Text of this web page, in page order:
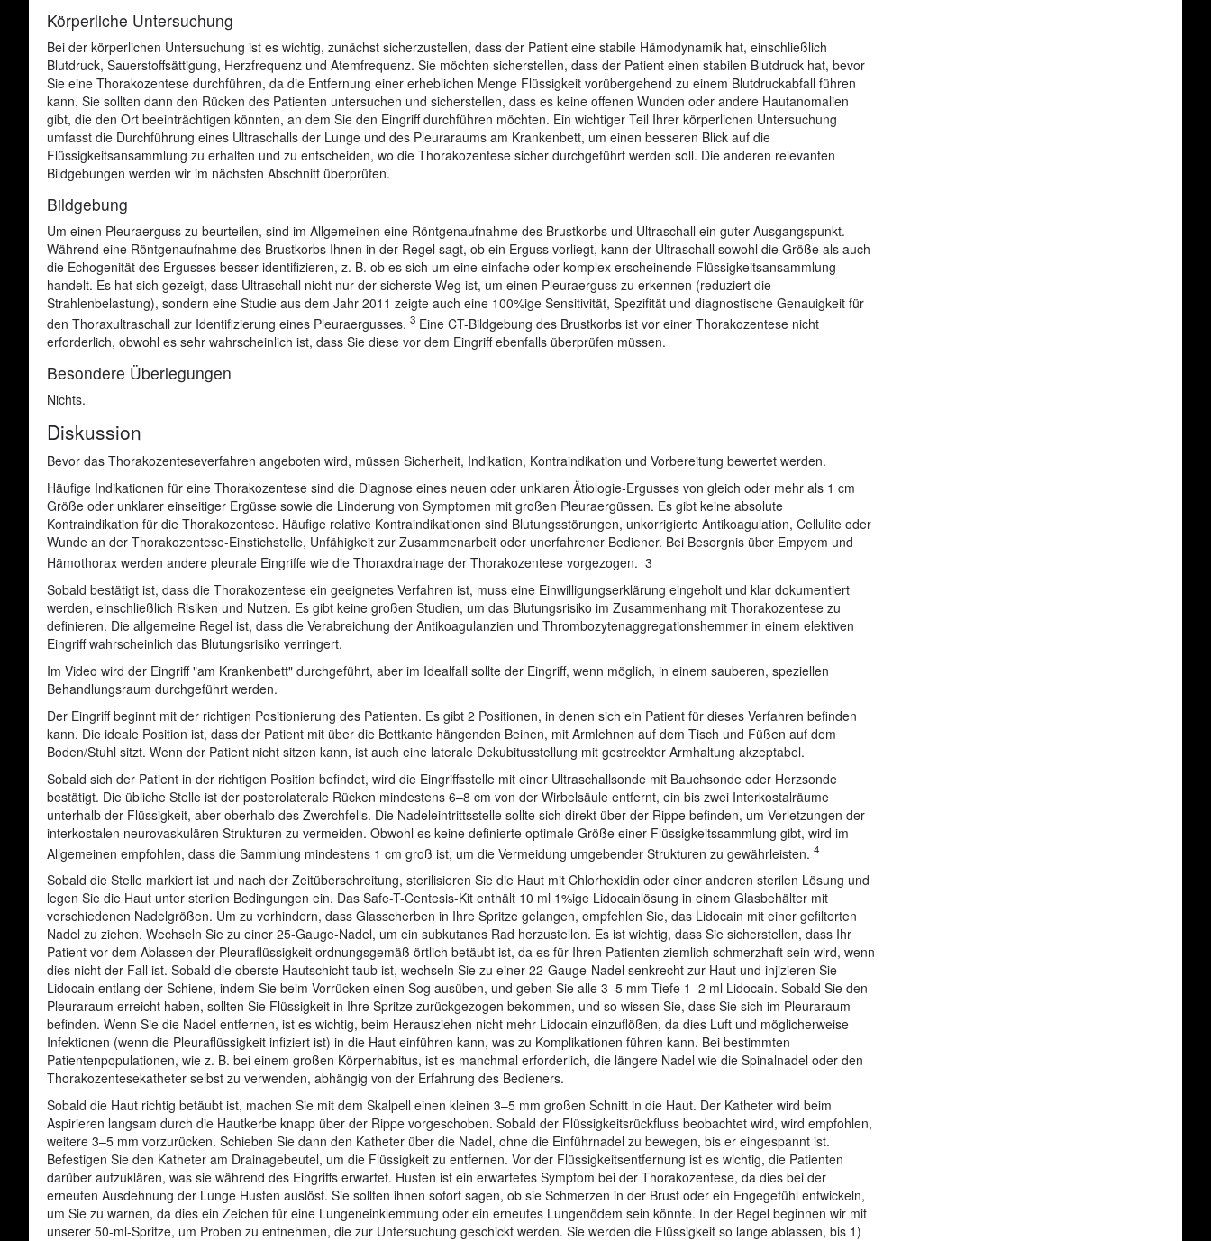
Körperliche Untersuchung
Bei der körperlichen Untersuchung ist es wichtig, zunächst sicherzustellen, dass der Patient eine stabile Hämodynamik hat, einschließlich
Blutdruck, Sauerstoffsättigung, Herzfrequenz und Atemfrequenz. Sie möchten sicherstellen, dass der Patient einen stabilen Blutdruck hat, bevor
Sie eine Thorakozentese durchführen, da die Entfernung einer erheblichen Menge Flüssigkeit vorübergehend zu einem Blutdruckabfall führen
kann. Sie sollten dann den Rücken des Patienten untersuchen und sicherstellen, dass es keine offenen Wunden oder andere Hautanomalien
gibt, die den Ort beeinträchtigen könnten, an dem Sie den Eingriff durchführen möchten. Ein wichtiger Teil Ihrer körperlichen Untersuchung
umfasst die Durchführung eines Ultraschalls der Lunge und des Pleuraraums am Krankenbett, um einen besseren Blick auf die
Flüssigkeitsansammlung zu erhalten und zu entscheiden, wo die Thorakozentese sicher durchgeführt werden soll. Die anderen relevanten
Bildgebungen werden wir im nächsten Abschnitt überprüfen.
Bildgebung
Um einen Pleuraerguss zu beurteilen, sind im Allgemeinen eine Röntgenaufnahme des Brustkorbs und Ultraschall ein guter Ausgangspunkt.
Während eine Röntgenaufnahme des Brustkorbs Ihnen in der Regel sagt, ob ein Erguss vorliegt, kann der Ultraschall sowohl die Größe als auch
die Echogenität des Ergusses besser identifizieren, z. B. ob es sich um eine einfache oder komplex erscheinende Flüssigkeitsansammlung
handelt. Es hat sich gezeigt, dass Ultraschall nicht nur der sicherste Weg ist, um einen Pleuraerguss zu erkennen (reduziert die
Strahlenbelastung), sondern eine Studie aus dem Jahr 2011 zeigte auch eine 100%ige Sensitivität, Spezifität und diagnostische Genauigkeit für
den Thoraxultraschall zur Identifizierung eines Pleuraergusses. 3 Eine CT-Bildgebung des Brustkorbs ist vor einer Thorakozentese nicht
erforderlich, obwohl es sehr wahrscheinlich ist, dass Sie diese vor dem Eingriff ebenfalls überprüfen müssen.
Besondere Überlegungen
Nichts.
Diskussion
Bevor das Thorakozenteseverfahren angeboten wird, müssen Sicherheit, Indikation, Kontraindikation und Vorbereitung bewertet werden.
Häufige Indikationen für eine Thorakozentese sind die Diagnose eines neuen oder unklaren Ätiologie-Ergusses von gleich oder mehr als 1 cm
Größe oder unklarer einseitiger Ergüsse sowie die Linderung von Symptomen mit großen Pleuraergüssen. Es gibt keine absolute
Kontraindikation für die Thorakozentese. Häufige relative Kontraindikationen sind Blutungsstörungen, unkorrigierte Antikoagulation, Cellulite oder
Wunde an der Thorakozentese-Einstichstelle, Unfähigkeit zur Zusammenarbeit oder unerfahrener Bediener. Bei Besorgnis über Empyem und
Hämothorax werden andere pleurale Eingriffe wie die Thoraxdrainage der Thorakozentese vorgezogen. 3
Sobald bestätigt ist, dass die Thorakozentese ein geeignetes Verfahren ist, muss eine Einwilligungserklärung eingeholt und klar dokumentiert
werden, einschließlich Risiken und Nutzen. Es gibt keine großen Studien, um das Blutungsrisiko im Zusammenhang mit Thorakozentese zu
definieren. Die allgemeine Regel ist, dass die Verabreichung der Antikoagulanzien und Thrombozytenaggregationshemmer in einem elektiven
Eingriff wahrscheinlich das Blutungsrisiko verringert.
Im Video wird der Eingriff "am Krankenbett" durchgeführt, aber im Idealfall sollte der Eingriff, wenn möglich, in einem sauberen, speziellen
Behandlungsraum durchgeführt werden.
Der Eingriff beginnt mit der richtigen Positionierung des Patienten. Es gibt 2 Positionen, in denen sich ein Patient für dieses Verfahren befinden
kann. Die ideale Position ist, dass der Patient mit über die Bettkante hängenden Beinen, mit Armlehnen auf dem Tisch und Füßen auf dem
Boden/Stuhl sitzt. Wenn der Patient nicht sitzen kann, ist auch eine laterale Dekubitusstellung mit gestreckter Armhaltung akzeptabel.
Sobald sich der Patient in der richtigen Position befindet, wird die Eingriffsstelle mit einer Ultraschallsonde mit Bauchsonde oder Herzsonde
bestätigt. Die übliche Stelle ist der posterolaterale Rücken mindestens 6–8 cm von der Wirbelsäule entfernt, ein bis zwei Interkostalräume
unterhalb der Flüssigkeit, aber oberhalb des Zwerchfells. Die Nadeleintrittsstelle sollte sich direkt über der Rippe befinden, um Verletzungen der
interkostalen neurovaskulären Strukturen zu vermeiden. Obwohl es keine definierte optimale Größe einer Flüssigkeitssammlung gibt, wird im
Allgemeinen empfohlen, dass die Sammlung mindestens 1 cm groß ist, um die Vermeidung umgebender Strukturen zu gewährleisten. 4
Sobald die Stelle markiert ist und nach der Zeitüberschreitung, sterilisieren Sie die Haut mit Chlorhexidin oder einer anderen sterilen Lösung und
legen Sie die Haut unter sterilen Bedingungen ein. Das Safe-T-Centesis-Kit enthält 10 ml 1%ige Lidocainlösung in einem Glasbehälter mit
verschiedenen Nadelgrößen. Um zu verhindern, dass Glasscherben in Ihre Spritze gelangen, empfehlen Sie, das Lidocain mit einer gefilterten
Nadel zu ziehen. Wechseln Sie zu einer 25-Gauge-Nadel, um ein subkutanes Rad herzustellen. Es ist wichtig, dass Sie sicherstellen, dass Ihr
Patient vor dem Ablassen der Pleuraflüssigkeit ordnungsgemäß örtlich betäubt ist, da es für Ihren Patienten ziemlich schmerzhaft sein wird, wenn
dies nicht der Fall ist. Sobald die oberste Hautschicht taub ist, wechseln Sie zu einer 22-Gauge-Nadel senkrecht zur Haut und injizieren Sie
Lidocain entlang der Schiene, indem Sie beim Vorrücken einen Sog ausüben, und geben Sie alle 3–5 mm Tiefe 1–2 ml Lidocain. Sobald Sie den
Pleuraraum erreicht haben, sollten Sie Flüssigkeit in Ihre Spritze zurückgezogen bekommen, und so wissen Sie, dass Sie sich im Pleuraraum
befinden. Wenn Sie die Nadel entfernen, ist es wichtig, beim Herausziehen nicht mehr Lidocain einzuflößen, da dies Luft und möglicherweise
Infektionen (wenn die Pleuraflüssigkeit infiziert ist) in die Haut einführen kann, was zu Komplikationen führen kann. Bei bestimmten
Patientenpopulationen, wie z. B. bei einem großen Körperhabitus, ist es manchmal erforderlich, die längere Nadel wie die Spinalnadel oder den
Thorakozentesekatheter selbst zu verwenden, abhängig von der Erfahrung des Bedieners.
Sobald die Haut richtig betäubt ist, machen Sie mit dem Skalpell einen kleinen 3–5 mm großen Schnitt in die Haut. Der Katheter wird beim
Aspirieren langsam durch die Hautkerbe knapp über der Rippe vorgeschoben. Sobald der Flüssigkeitsrückfluss beobachtet wird, wird empfohlen,
weitere 3–5 mm vorzurücken. Schieben Sie dann den Katheter über die Nadel, ohne die Einführnadel zu bewegen, bis er eingespannt ist.
Befestigen Sie den Katheter am Drainagebeutel, um die Flüssigkeit zu entfernen. Vor der Flüssigkeitsentfernung ist es wichtig, die Patienten
darüber aufzuklären, was sie während des Eingriffs erwartet. Husten ist ein erwartetes Symptom bei der Thorakozentese, da dies bei der
erneuten Ausdehnung der Lunge Husten auslöst. Sie sollten ihnen sofort sagen, ob sie Schmerzen in der Brust oder ein Engegefühl entwickeln,
um Sie zu warnen, da dies ein Zeichen für eine Lungeneinklemmung oder ein erneutes Lungenödem sein könnte. In der Regel beginnen wir mit
unserer 50-ml-Spritze, um Proben zu entnehmen, die zur Untersuchung geschickt werden. Sie werden die Flüssigkeit so lange ablassen, bis 1)